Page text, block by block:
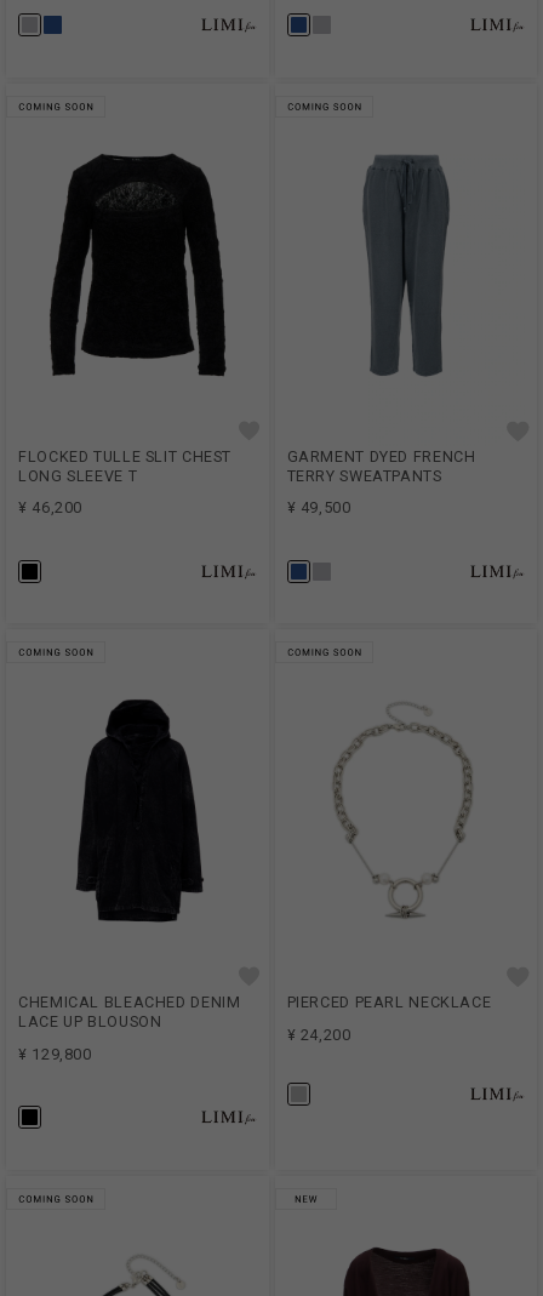
FLOCKED TULLE SLIT CHEST
LONG SLEEVE T
¥ 46,200
GARMENT DYED FRENCH
TERRY SWEATPANTS
¥ 49,500
CHEMICAL BLEACHED DENIM
LACE UP BLOUSON
¥ 129,800
PIERCED PEARL NECKLACE
¥ 24,200